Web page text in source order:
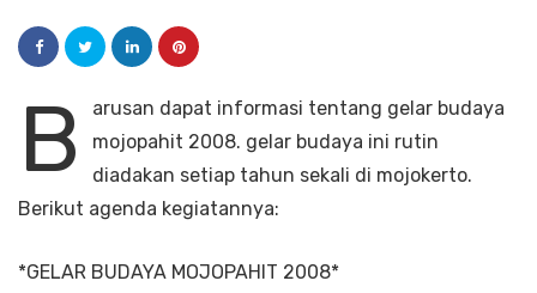
B
arusan dapat informasi tentang gelar budaya
mojopahit 2008. gelar budaya ini rutin
diadakan setiap tahun sekali di mojokerto.
Berikut agenda kegiatannya:
*GELAR BUDAYA MOJOPAHIT 2008*